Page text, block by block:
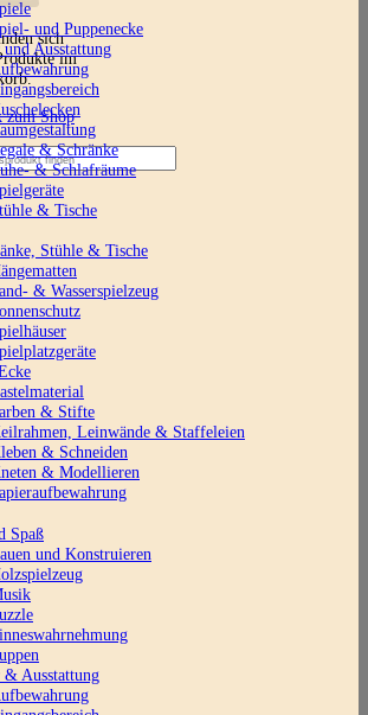
sich
im
zum Shop
und Puppenecke
Ausstattung
& Schränke
& Schlafräume
& Tische
Stühle & Tische
& Wasserspielzeug
& Stifte
Leinwände & Staffeleien
& Schneiden
& Modellieren
Spaß
und Konstruieren
Ausstattung